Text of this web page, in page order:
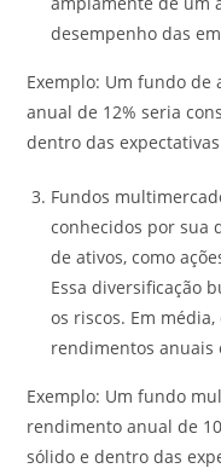
desempenho das
Exemplo: Um fundo
anual de 12% seria
dentro das
Fundos
conhecidos por sua
de ativos, como
Essa diversificação
os riscos. Em
rendimentos anuais
Exemplo: Um fundo
rendimento anual de
sólido e dentro das